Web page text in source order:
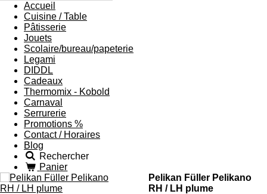
Accueil
Cuisine / Table
Pâtisserie
Jouets
Scolaire/bureau/papeterie
Legami
DIDDL
Cadeaux
Thermomix - Kobold
Carnaval
Serrurerie
Promotions %
Contact / Horaires
Blog
Rechercher
Panier
Pelikan Füller Pelikano
RH / LH plume